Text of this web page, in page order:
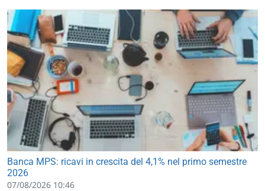
Banca MPS: ricavi in crescita del 4,1% nel primo semestre
2026
07/08/2026 10:46